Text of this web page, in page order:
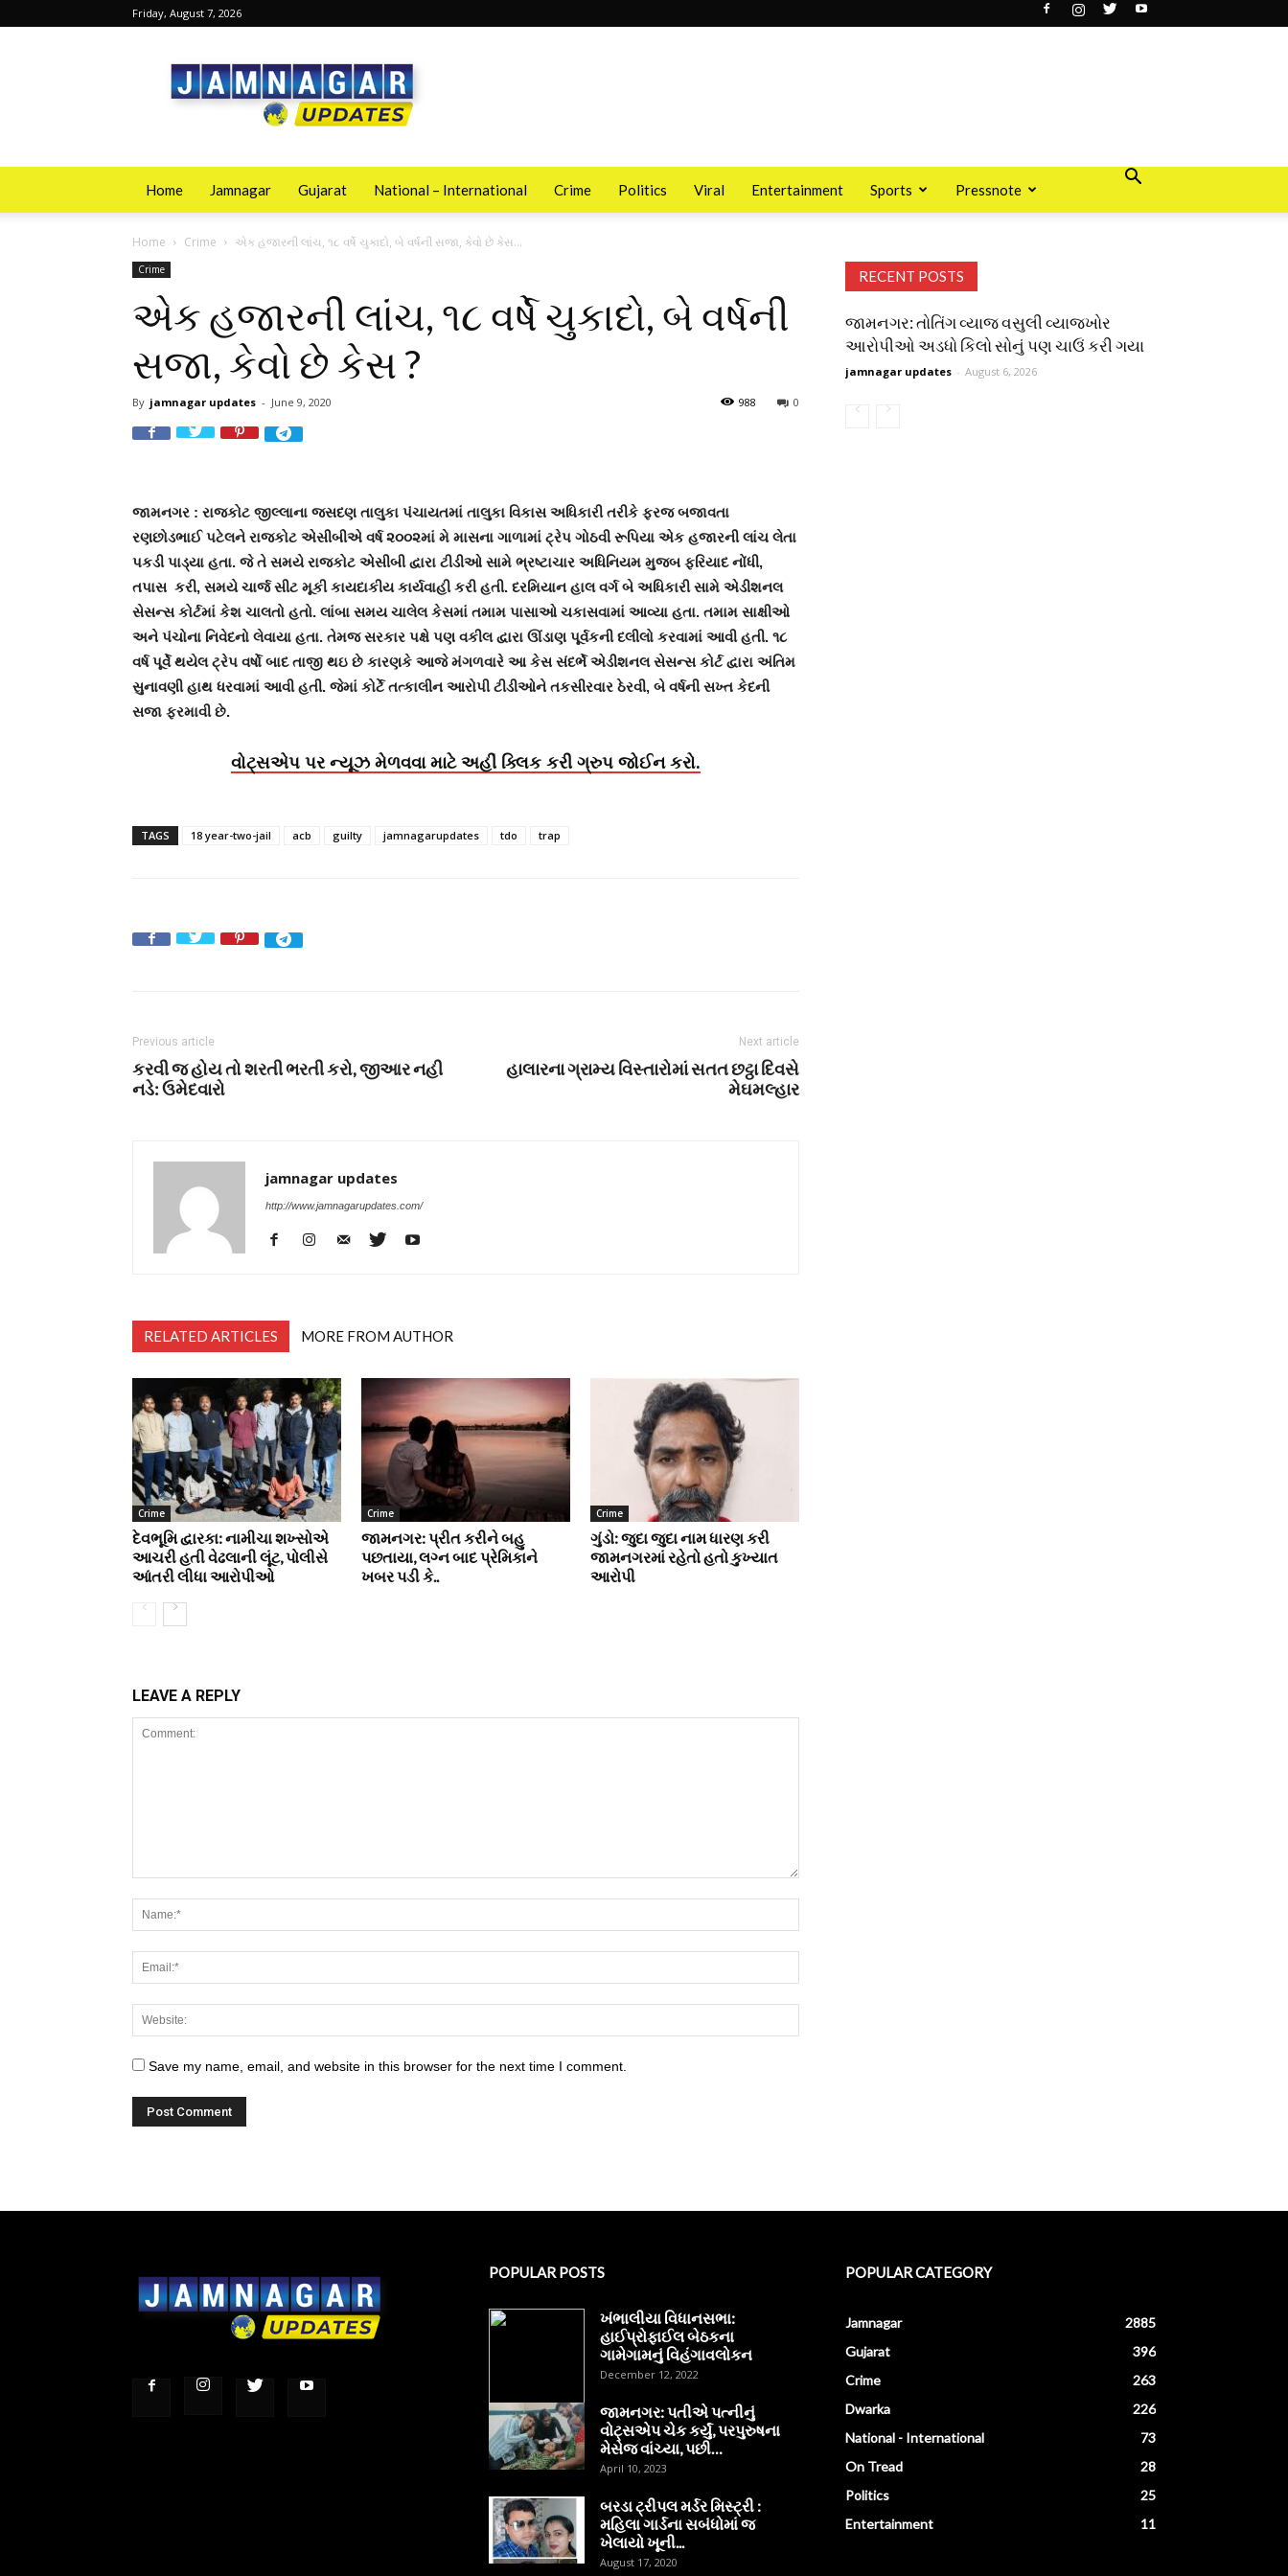
Friday, August 7, 2026
Jamnagarupdates
Home Jamnagar Gujarat National – International Crime Politics Viral Entertainment Sports Pressnote
Home Crime એક હજારની લાંચ, ૧૮ વર્ષે ચુકાદો, બે વર્ષની સજા, કેવો છે કેસ...
Crime
એક હજારની લાંચ, ૧૮ વર્ષે ચુકાદો, બે વર્ષની
સજા, કેવો છે કેસ ?
By jamnagar updates - June 9, 2020 0
988
જામનગર : રાજકોટ જીલ્લાના જસદણ તાલુકા પંચાયતમાં તાલુકા વિકાસ અધિકારી તરીકે ફરજ બજાવતા
રણછોડભાઈ પટેલને રાજકોટ એસીબીએ વર્ષ ૨૦૦૨માં મે માસના ગાળામાં ટ્રેપ ગોઠવી રૂપિયા એક હજારની લાંચ લેતા
પકડી પાડ્યા હતા. જે તે સમયે રાજકોટ એસીબી દ્વારા ટીડીઓ સામે ભ્રષ્ટાચાર અધિનિયમ મુજબ ફરિયાદ નોંધી,
તપાસ કરી, સમયે ચાર્જ સીટ મૂકી કાયદાકીય કાર્યવાહી કરી હતી. દરમિયાન હાલ વર્ગ બે અધિકારી સામે એડીશનલ
સેસન્સ કોર્ટમાં કેશ ચાલતો હતો. લાંબા સમય ચાલેલ કેસમાં તમામ પાસાઓ ચકાસવામાં આવ્યા હતા. તમામ સાક્ષીઓ
અને પંચોના નિવેદનો લેવાયા હતા. તેમજ સરકાર પક્ષે પણ વકીલ દ્વારા ઊંડાણ પૂર્વકની દલીલો કરવામાં આવી હતી. ૧૮
વર્ષ પૂર્વે થયેલ ટ્રેપ વર્ષો બાદ તાજી થઇ છે કારણકે આજે મંગળવારે આ કેસ સંદર્ભે એડીશનલ સેસન્સ કોર્ટ દ્વારા અંતિમ
સુનાવણી હાથ ધરવામાં આવી હતી. જેમાં કોર્ટે તત્કાલીન આરોપી ટીડીઓને તકસીરવાર ઠેરવી, બે વર્ષની સખ્ત કેદની
સજા ફરમાવી છે.
વોટ્સએપ પર ન્યૂઝ મેળવવા માટે અહીં ક્લિક કરી ગ્રુપ જોઈન કરો.
TAGS 18 year-two-jail acb guilty jamnagarupdates tdo trap
Previous article
કરવી જ હોય તો શરતી ભરતી કરો, જીઆર નહી
નડે: ઉમેદવારો
Next article
હાલારના ગ્રામ્ય વિસ્તારોમાં સતત છટ્ઠા દિવસે
મેઘમલ્હાર
jamnagar updates
http://www.jamnagarupdates.com/
RELATED ARTICLES MORE FROM AUTHOR
Crime
દેવભૂમિ દ્વારકા: નામીચા શખ્સોએ
આચરી હતી વેઢલાની લૂંટ, પોલીસે
આંતરી લીધા આરોપીઓ
Crime
જામનગર: પ્રીત કરીને બહુ
પછતાયા, લગ્ન બાદ પ્રેમિકાને
ખબર પડી કે..
Crime
ગુંડો: જુદા જુદા નામ ધારણ કરી
જામનગરમાં રહેતો હતો કુખ્યાત
આરોપી
LEAVE A REPLY
Save my name, email, and website in this browser for the next time I comment.
RECENT POSTS
જામનગર: તોતિંગ વ્યાજ વસુલી વ્યાજખોર
આરોપીઓ અડધો કિલો સોનું પણ ચાઉં કરી ગયા
jamnagar updates - August 6, 2026
POPULAR POSTS
ખંભાલીયા વિધાનસભા:
હાઈપ્રોફાઈલ બેઠકના
ગામેગામનું વિહંગાવલોકન
December 12, 2022
જામનગર: પતીએ પત્નીનું
વોટ્સએપ ચેક કર્યું, પરપુરુષના
મેસેજ વાંચ્યા, પછી…
April 10, 2023
બરડા ટ્રીપલ મર્ડર મિસ્ટ્રી :
મહિલા ગાર્ડના સબંધોમાં જ
ખેલાયો ખૂની...
August 17, 2020
POPULAR CATEGORY
Jamnagar
2885
Gujarat
396
Crime
263
Dwarka
226
National - International
73
On Tread
28
Politics
25
Entertainment
11